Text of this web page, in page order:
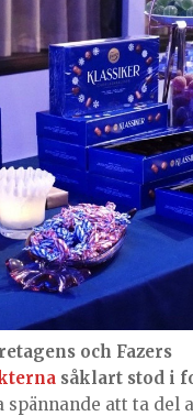
och Fazers
såklart stod i
att ta del